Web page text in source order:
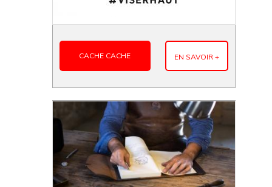
CACHE CACHE EN SAVOIR +